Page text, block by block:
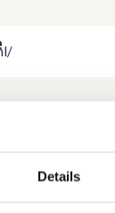
Details
Ihre Frage per
innerhalb